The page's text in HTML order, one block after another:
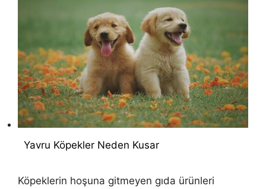
Yavru Köpekler Neden Kusar
Köpeklerin hoşuna gitmeyen gıda ürünleri